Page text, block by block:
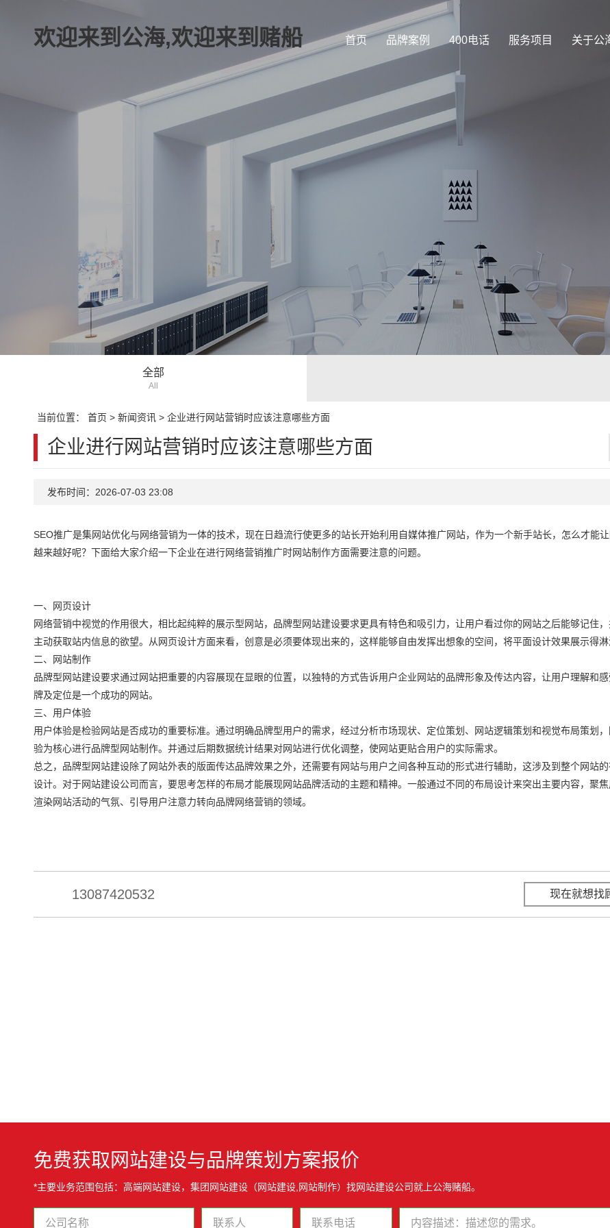
欢迎来到公海,欢迎来到赌船 首页 品牌案例 400电话 服务项目 关于公
全部
All
当前位置： 首页 > 新闻资讯> 企业进行网站营销时应该注意哪些方面
企业进行网站营销时应该注意哪些方面
发布时间：2026-07-03 23:08
SEO推广是集网站优化与网络营销为一体的技术，现在日趋流行使更多的站长开始利用自媒体推广网站，作为一个新手站长，怎么才能
越来越好呢？下面给大家介绍一下企业在进行网络营销推广时网站制作方面需要注意的问题。
一、网页设计
网络营销中视觉的作用很大，相比起纯粹的展示型网站，品牌型网站建设要求更具有特色和吸引力，让用户看过你的网站之后能够记住
主动获取站内信息的欲望。从网页设计方面来看，创意是必须要体现出来的，这样能够自由发挥出想象的空间，将平面设计效果展示得淋
二、网站制作
品牌型网站建设要求通过网站把重要的内容展现在显眼的位置，以独特的方式告诉用户企业网站的品牌形象及传达内容，让用户理解和
牌及定位是一个成功的网站。
三、用户体验
用户体验是检验网站是否成功的重要标准。通过明确品牌型用户的需求，经过分析市场现状、定位策划、网站逻辑策划和视觉布局策划
验为核心进行品牌型网站制作。并通过后期数据统计结果对网站进行优化调整，使网站更贴合用户的实际需求。
总之，品牌型网站建设除了网站外表的版面传达品牌效果之外，还需要有网站与用户之间各种互动的形式进行辅助，这涉及到整个网站
设计。对于网站建设公司而言，要思考怎样的布局才能展现网站品牌活动的主题和精神。一般通过不同的布局设计来突出主要内容，聚焦
渲染网站活动的气氛、引导用户注意力转向品牌网络营销的领域。
13087420532 现在就想找
免费获取网站建设与品牌策划方案报价
*主要业务范围包括：高端网站建设，集团网站建设（网站建设,网站制作）找网站建设公司就上公海赌船。